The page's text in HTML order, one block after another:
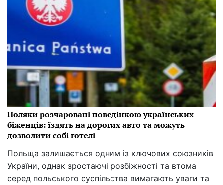
Поляки розчаровані поведінкою українських
біженців: їздять на дорогих авто та можуть
дозволити собі готелі
Польща залишається одним із ключових союзників
України, однак зростаючі розбіжності та втома
серед польського суспільства вимагають уваги та